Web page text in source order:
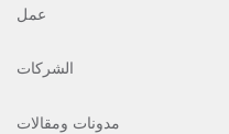
عمل
الشركات
مدونات ومقالات